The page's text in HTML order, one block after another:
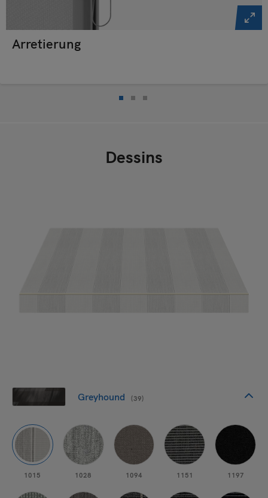
Arretierung
Dessins
Greyhound (39)
1015 1028 1094 1151 1197